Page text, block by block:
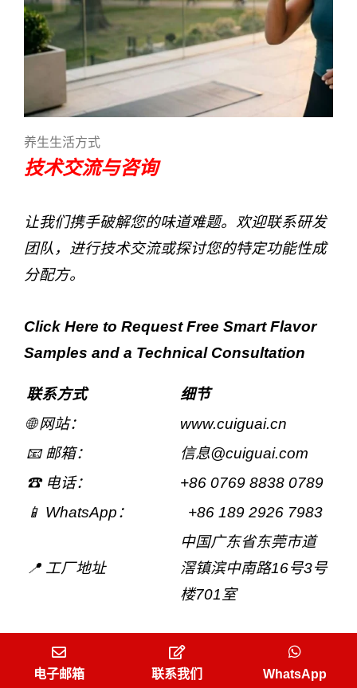
养生生活方式
技术交流与咨询
让我们携手破解您的味道难题。欢迎联系研发
团队，进行技术交流或探讨您的特定功能性成
分配方。
Click Here to Request Free Smart Flavor
Samples and a Technical Consultation
联系方式
细节
🌐 网站：
www.cuiguai.cn
📧 邮箱：
信息@cuiguai.com
☎ 电话：
+86 0769 8838 0789
📱 WhatsApp：
+86 189 2926 7983
📍 工厂地址
中国广东省东莞市道
滘镇滨中南路16号3号
楼701室
电子邮箱 联系我们 WhatsApp